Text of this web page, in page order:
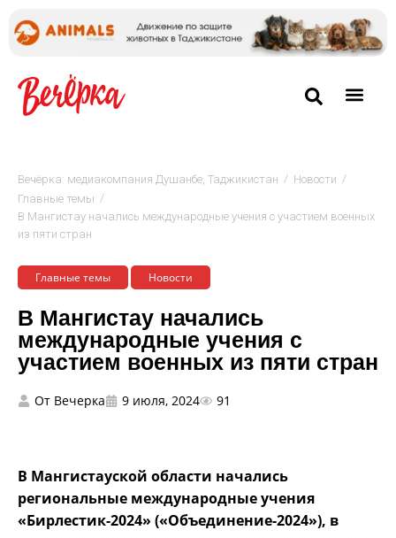
Вечёрка: медиакомпания Душанбе, Таджикистан / Новости /
Главные темы /
В Мангистау начались международные учения с участием военных
из пяти стран
Главные темы Новости
В Мангистау начались
международные учения с
участием военных из пяти стран
От Вечерка 9 июля, 2024 91
В Мангистауской области начались
региональные международные учения
«Бирлестик-2024» («Объединение-2024»), в